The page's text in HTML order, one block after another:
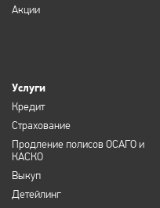
Акции
Услуги
Кредит
Страхование
Продление полисов ОСАГО и
КАСКО
Выкуп
Детейлинг